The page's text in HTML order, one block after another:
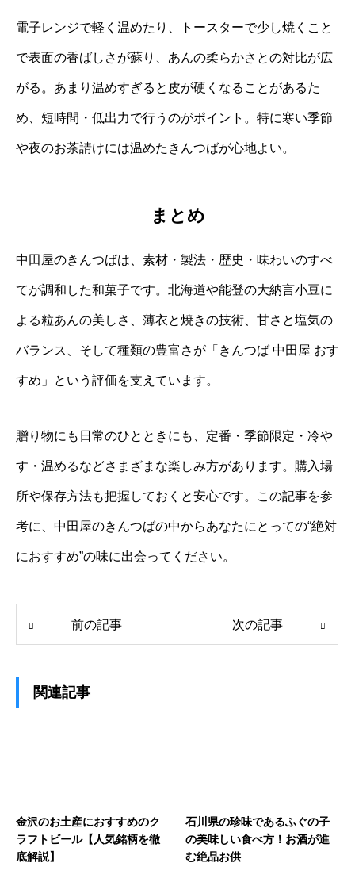
電子レンジで軽く温めたり、トースターで少し焼くこと
で表面の香ばしさが蘇り、あんの柔らかさとの対比が広
がる。あまり温めすぎると皮が硬くなることがあるた
め、短時間・低出力で行うのがポイント。特に寒い季節
や夜のお茶請けには温めたきんつばが心地よい。
まとめ
中田屋のきんつばは、素材・製法・歴史・味わいのすべ
てが調和した和菓子です。北海道や能登の大納言小豆に
よる粒あんの美しさ、薄衣と焼きの技術、甘さと塩気の
バランス、そして種類の豊富さが「きんつば 中田屋 おす
すめ」という評価を支えています。
贈り物にも日常のひとときにも、定番・季節限定・冷や
す・温めるなどさまざまな楽しみ方があります。購入場
所や保存方法も把握しておくと安心です。この記事を参
考に、中田屋のきんつばの中からあなたにとっての“絶対
におすすめ”の味に出会ってください。
前の記事 次の記事
関連記事
金沢のお土産におすすめのク
ラフトビール【人気銘柄を徹
底解説】
石川県の珍味であるふぐの子
の美味しい食べ方！お酒が進
む絶品お供